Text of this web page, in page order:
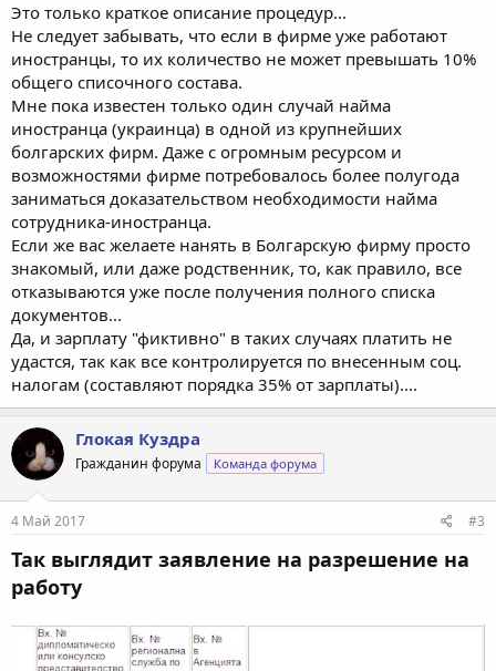
Это только краткое описание процедур...
Не следует забывать, что если в фирме уже работают
иностранцы, то их количество не может превышать 10%
общего списочного состава.
Мне пока известен только один случай найма
иностранца (украинца) в одной из крупнейших
болгарских фирм. Даже с огромным ресурсом и
возможностями фирме потребовалось более полугода
заниматься доказательством необходимости найма
сотрудника-иностранца.
Если же вас желаете нанять в Болгарскую фирму просто
знакомый, или даже родственник, то, как правило, все
отказываются уже после получения полного списка
документов...
Да, и зарплату "фиктивно" в таких случаях платить не
удастся, так как все контролируется по внесенным соц.
налогам (составляют порядка 35% от зарплаты)....
Глокая Куздра
Гражданин форума Команда форума
4 Май 2017 #3
Так выглядит заявление на разрешение на
работу